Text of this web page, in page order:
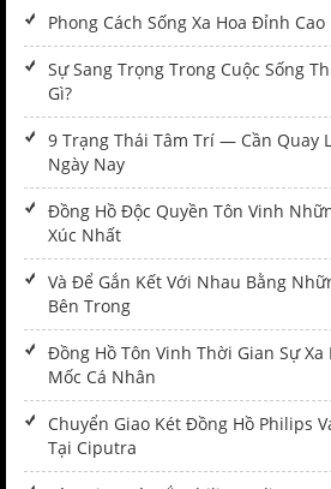
Phong Cách Sống Xa Hoa Đỉnh
Sự Sang Trọng Trong Cuộc Sống
Gì?
9 Trạng Thái Tâm Trí — Cần Quay
Ngày Nay
Đồng Hồ Độc Quyền Tôn Vinh
Xúc Nhất
Và Để Gắn Kết Với Nhau Bằng
Bên Trong
Đồng Hồ Tôn Vinh Thời Gian Sự Xa
Mốc Cá Nhân
Chuyển Giao Két Đồng Hồ Philips
Tại Ciputra